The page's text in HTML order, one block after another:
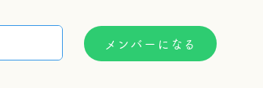
メンバーになる